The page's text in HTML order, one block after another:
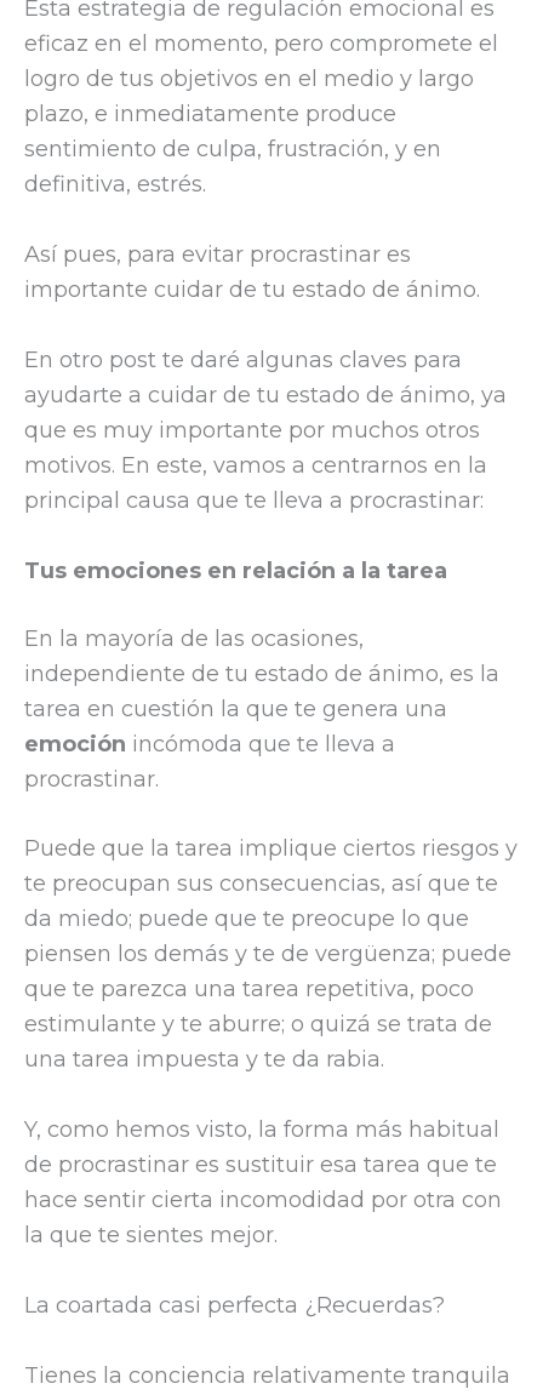
Esta estrategia de regulación emocional es
eficaz en el momento, pero compromete el
logro de tus objetivos en el medio y largo
plazo, e inmediatamente produce
sentimiento de culpa, frustración, y en
definitiva, estrés.
Así pues, para evitar procrastinar es
importante cuidar de tu estado de ánimo.
En otro post te daré algunas claves para
ayudarte a cuidar de tu estado de ánimo, ya
que es muy importante por muchos otros
motivos. En este, vamos a centrarnos en la
principal causa que te lleva a procrastinar:
Tus emociones en relación a la tarea
En la mayoría de las ocasiones,
independiente de tu estado de ánimo, es la
tarea en cuestión la que te genera una
emoción incómoda que te lleva a
procrastinar.
Puede que la tarea implique ciertos riesgos y
te preocupan sus consecuencias, así que te
da miedo; puede que te preocupe lo que
piensen los demás y te de vergüenza; puede
que te parezca una tarea repetitiva, poco
estimulante y te aburre; o quizá se trata de
una tarea impuesta y te da rabia.
Y, como hemos visto, la forma más habitual
de procrastinar es sustituir esa tarea que te
hace sentir cierta incomodidad por otra con
la que te sientes mejor.
La coartada casi perfecta ¿Recuerdas?
Tienes la conciencia relativamente tranquila